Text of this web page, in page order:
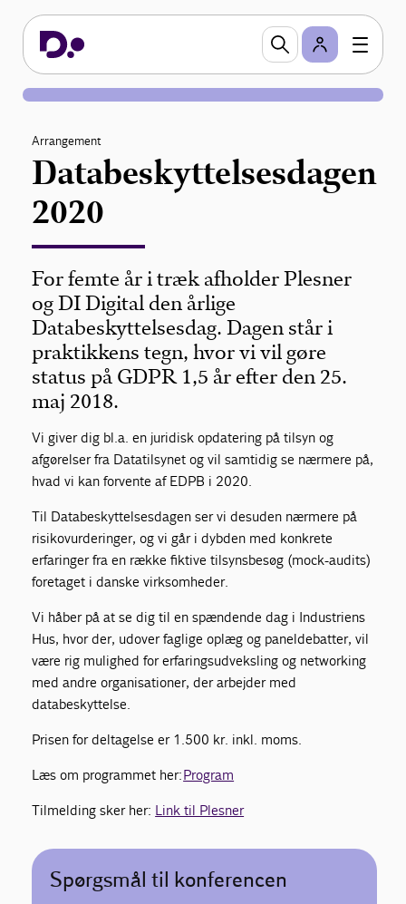
Arrangement
Databeskyttelsesdagen
2020
For femte år i træk afholder Plesner
og DI Digital den årlige
Databeskyttelsesdag. Dagen står i
praktikkens tegn, hvor vi vil gøre
status på GDPR 1,5 år efter den 25.
maj 2018.
Vi giver dig bl.a. en juridisk opdatering på tilsyn og
afgørelser fra Datatilsynet og vil samtidig se nærmere på,
hvad vi kan forvente af EDPB i 2020.
Til Databeskyttelsesdagen ser vi desuden nærmere på
risikovurderinger, og vi går i dybden med konkrete
erfaringer fra en række fiktive tilsynsbesøg (mock-audits)
foretaget i danske virksomheder.
Vi håber på at se dig til en spændende dag i Industriens
Hus, hvor der, udover faglige oplæg og paneldebatter, vil
være rig mulighed for erfaringsudveksling og networking
med andre organisationer, der arbejder med
databeskyttelse.
Prisen for deltagelse er 1.500 kr. inkl. moms.
Læs om programmet her:Program
Tilmelding sker her: Link til Plesner
Spørgsmål til konferencen